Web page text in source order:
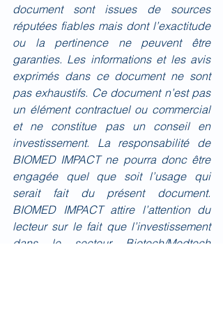
document sont issues de sources
réputées fiables mais dont l’exactitude
ou la pertinence ne peuvent être
garanties. Les informations et les avis
exprimés dans ce document ne sont
pas exhaustifs. Ce document n’est pas
un élément contractuel ou commercial
et ne constitue pas un conseil en
investissement. La responsabilité de
BIOMED IMPACT ne pourra donc être
engagée quel que soit l’usage qui
serait fait du présent document.
BIOMED IMPACT attire l’attention du
lecteur sur le fait que l’investissement
dans le secteur Biotech/Medtech